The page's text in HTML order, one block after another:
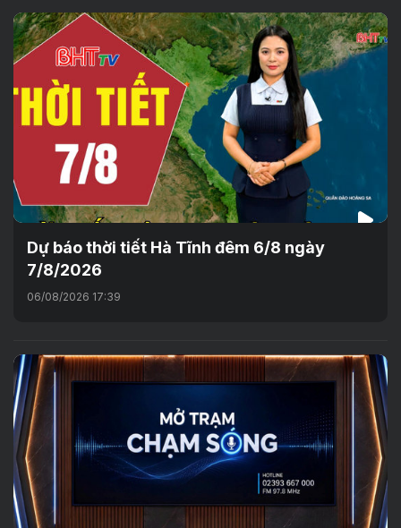
Dự báo thời tiết Hà Tĩnh đêm 6/8 ngày
7/8/2026
06/08/2026 17:39